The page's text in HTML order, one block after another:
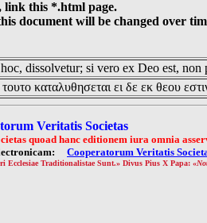
link this *.html page.
document will be changed over
dissolvetur; si vero ex Deo est, non
καταλυθησεται ει δε εκ θεου
Veritatis Societas
quoad hanc editionem iura omnia
Cooperatorum Veritatis
Ecclesiae Traditionalistae Sunt.» Divus Pius X Papa: «